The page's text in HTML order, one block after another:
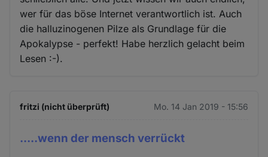
wer für das böse Internet verantwortlich ist. Auch
die halluzinogenen Pilze als Grundlage für die
Apokalypse - perfekt! Habe herzlich gelacht beim
Lesen :-).
fritzi (nicht überprüft) Mo. 14 Jan 2019 - 15:56
.....wenn der mensch verrückt